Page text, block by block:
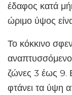
έδαφος κατά
ώριμο ύψος
Το κόκκινο
ζώνες 3 έως 9.
φτάνει τα ύψη